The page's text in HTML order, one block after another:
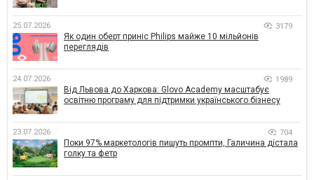
25.07.2026 3179
Як один оберт приніс Philips майже 10 мільйонів
переглядів
24.07.2026 1989
Від Львова до Харкова: Glovo Academy масштабує
освітню програму для підтримки українського бізнесу
23.07.2026 704
Поки 97% маркетологів пишуть промпти, Галичина дістала
голку та фетр